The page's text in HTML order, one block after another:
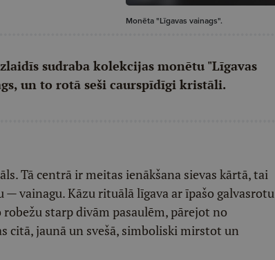
Monēta "Līgavas vainags".
sudraba kolekcijas monētu "Līgavas
un to rotā seši caurspīdīgi kristāli.
Tā centrā ir meitas ienākšana sievas kārtā, tai
vainagu. Kāzu rituālā līgava ar īpašo galvasrotu
starp divām pasaulēm, pārejot no
citā, jaunā un svešā, simboliski mirstot un